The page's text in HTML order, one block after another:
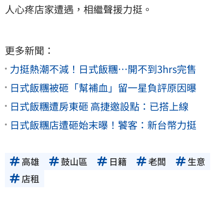
人心疼店家遭遇，相繼聲援力挺。
更多新聞：
力挺熱潮不減！日式飯糰…開不到3hrs完售
日式飯糰被砸「幫補血」留一星負評原因曝
日式飯糰遭房東砸 高捷邀設點：已搭上線
日式飯糰店遭砸始末曝！饕客：新台幣力挺
高雄 鼓山區 日籍 老闆
生意
店租